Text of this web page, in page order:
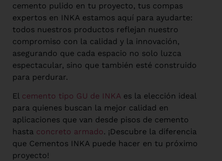
cemento pulido en tu proyecto, tus compas
expertos en INKA estamos aquí para ayudarte:
todos nuestros productos reflejan nuestro
compromiso con la calidad y la innovación,
asegurando que cada espacio no solo luzca
espectacular, sino que también esté construido
para perdurar.
El cemento tipo GU de INKA es la elección ideal
para quienes buscan la mejor calidad en
aplicaciones que van desde pisos de cemento
hasta concreto armado. ¡Descubre la diferencia
que Cementos INKA puede hacer en tu próximo
proyecto!